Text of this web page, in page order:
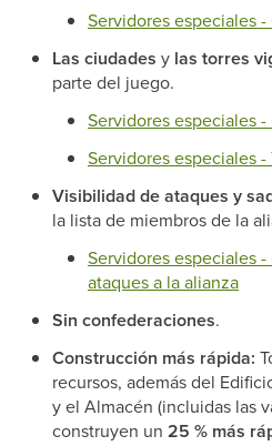
Servidores especiales
Las ciudades y las torres
parte del juego.
Servidores especiales
Servidores especiales -
Visibilidad de ataques y
la lista de miembros de la
Servidores especiales
ataques a la alianza
Sin confederaciones.
Construcción más rápida:
recursos, además del
y el Almacén (incluidas las
construyen un 25 % más